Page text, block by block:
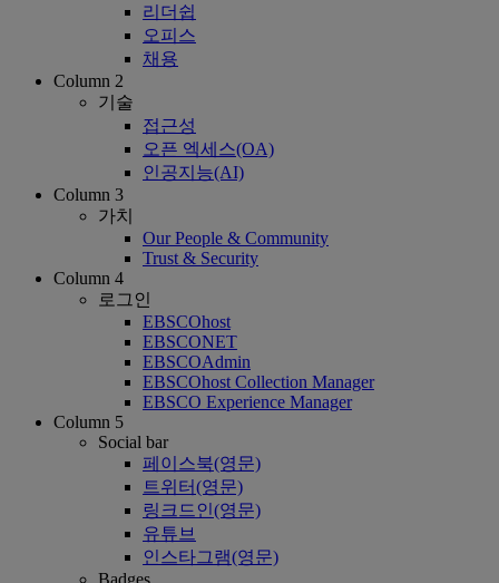
리더쉽
오피스
채용
Column 2
기술
접근성
오픈 엑세스(OA)
인공지능(AI)
Column 3
가치
Our People & Community
Trust & Security
Column 4
로그인
EBSCOhost
EBSCONET
EBSCOAdmin
EBSCOhost Collection Manager
EBSCO Experience Manager
Column 5
Social bar
페이스북(영문)
트위터(영문)
링크드인(영문)
유튜브
인스타그램(영문)